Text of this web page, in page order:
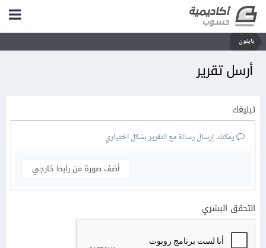
بايثون
أرسل تقرير
تبليغك
يمكنك إرسال رسالة مع التقرير بشكل اختياري
أضف صورة من رابط خارجي
التحقق البشري